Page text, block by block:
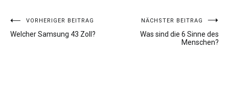
Beitragsnavigation
VORHERIGER BEITRAG
Welcher Samsung 43 Zoll?
NÄCHSTER BEITRAG
Was sind die 6 Sinne des
Menschen?